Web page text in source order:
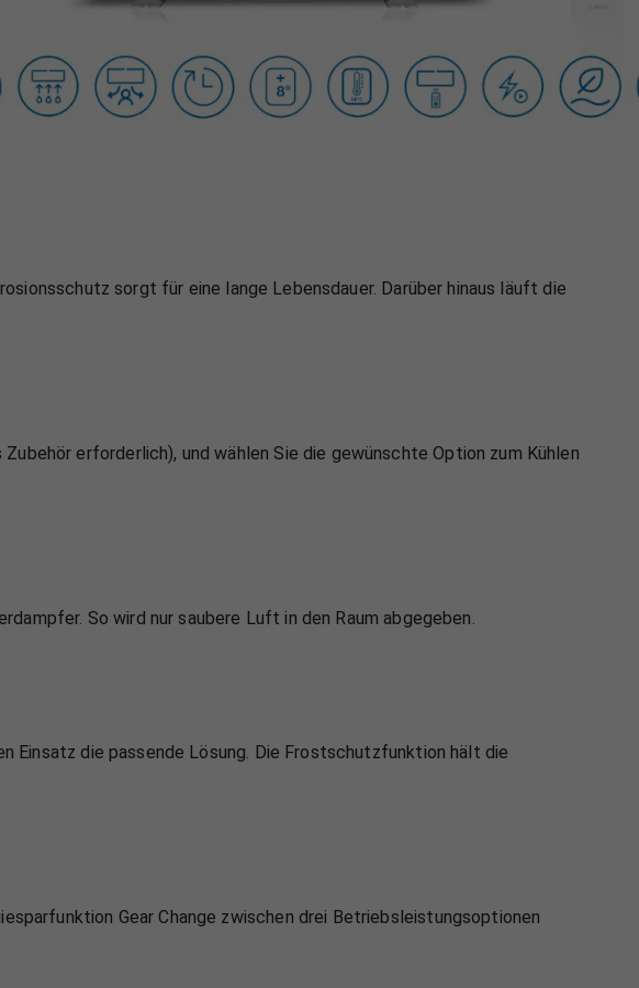
sorgt für eine lange Lebensdauer. Darüber hinaus läuft die
erforderlich), und wählen Sie die gewünschte Option zum Kühlen
So wird nur saubere Luft in den Raum abgegeben.
Einsatz die passende Lösung. Die Frostschutzfunktion hält die
Gear Change zwischen drei Betriebsleistungsoptionen